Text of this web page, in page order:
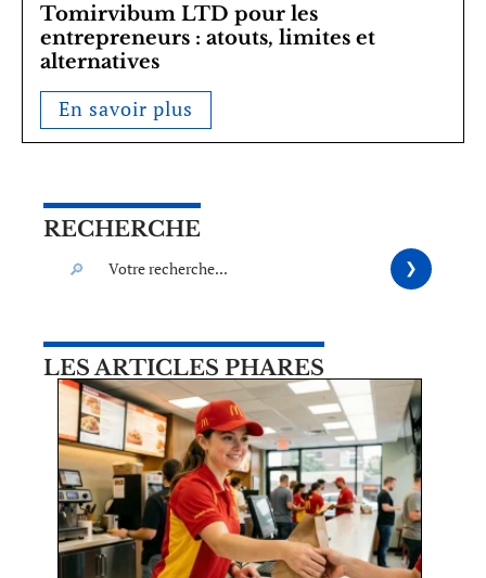
Tomirvibum LTD pour les
entrepreneurs : atouts, limites et
alternatives
En savoir plus
RECHERCHE
LES ARTICLES PHARES